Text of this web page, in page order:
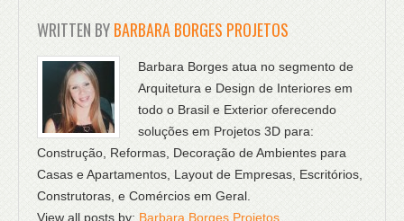
WRITTEN BYBARBARA BORGES PROJETOS
Barbara Borges atua no segmento de
Arquitetura e Design de Interiores em
todo o Brasil e Exterior oferecendo
soluções em Projetos 3D para:
Construção, Reformas, Decoração de Ambientes para
Casas e Apartamentos, Layout de Empresas, Escritórios,
Construtoras, e Comércios em Geral.
View all posts by: Barbara Borges Projetos